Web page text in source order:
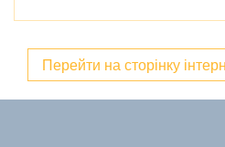
Перейти на сторінку